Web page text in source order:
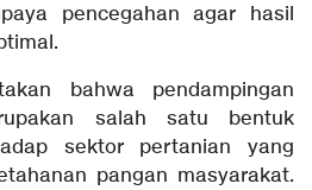
pencegahan agar hasil
bahwa pendampingan
salah satu bentuk
sektor pertanian yang
pangan masyarakat.